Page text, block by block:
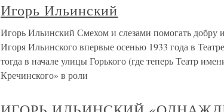
Игорь Ильинский
Игорь Ильинский Смехом и слезами помогать
Игоря Ильинского впервые осенью 1933 года в
тогда в начале улицы Горького (где теперь Театр
Кречинского» в роли